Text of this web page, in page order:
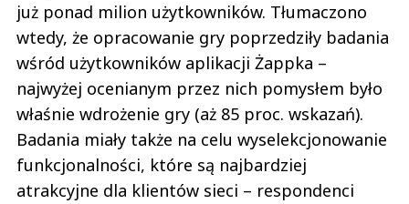
już ponad milion użytkowników. Tłumaczono
wtedy, że opracowanie gry poprzedziły badania
wśród użytkowników aplikacji Żappka –
najwyżej ocenianym przez nich pomysłem było
właśnie wdrożenie gry (aż 85 proc. wskazań).
Badania miały także na celu wyselekcjonowanie
funkcjonalności, które są najbardziej
atrakcyjne dla klientów sieci – respondenci